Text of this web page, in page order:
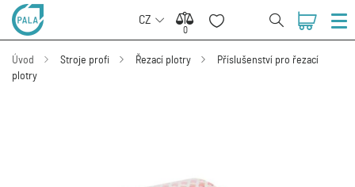
CZ
0
0
Úvod Stroje profi Řezací plotry
Příslušenství pro řezací
plotry